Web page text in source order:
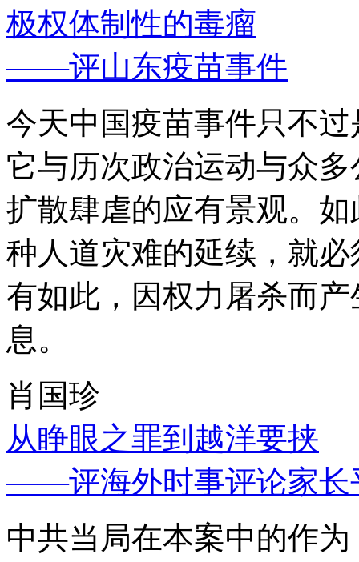
极权体制性的毒瘤
——评山东疫苗事件
今天中国疫苗事件只不
它与历次政治运动与众
扩散肆虐的应有景观。
种人道灾难的延续，就
有如此，因权力屠杀而
息。
肖国珍
从睁眼之罪到越洋要挟
——评海外时事评论家长
中共当局在本案中的作